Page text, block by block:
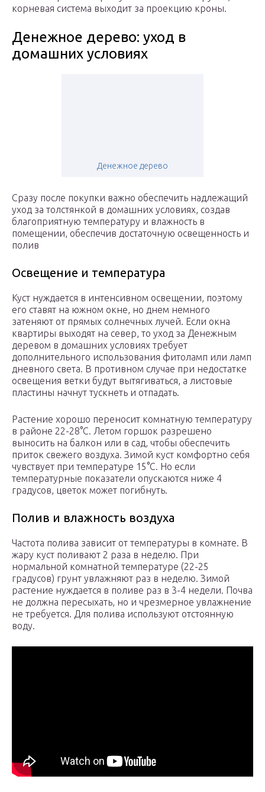
корневая система выходит за проекцию кроны.
Денежное дерево: уход в
домашних условиях
Денежное дерево
Сразу после покупки важно обеспечить надлежащий
уход за толстянкой в домашних условиях, создав
благоприятную температуру и влажность в
помещении, обеспечив достаточную освещенность и
полив
Освещение и температура
Куст нуждается в интенсивном освещении, поэтому
его ставят на южном окне, но днем немного
затеняют от прямых солнечных лучей. Если окна
квартиры выходят на север, то уход за Денежным
деревом в домашних условиях требует
дополнительного использования фитоламп или ламп
дневного света. В противном случае при недостатке
освещения ветки будут вытягиваться, а листовые
пластины начнут тускнеть и отпадать.
Растение хорошо переносит комнатную температуру
в районе 22-28°С. Летом горшок разрешено
выносить на балкон или в сад, чтобы обеспечить
приток свежего воздуха. Зимой куст комфортно себя
чувствует при температуре 15°С. Но если
температурные показатели опускаются ниже 4
градусов, цветок может погибнуть.
Полив и влажность воздуха
Частота полива зависит от температуры в комнате. В
жару куст поливают 2 раза в неделю. При
нормальной комнатной температуре (22-25
градусов) грунт увлажняют раз в неделю. Зимой
растение нуждается в поливе раз в 3-4 недели. Почва
не должна пересыхать, но и чрезмерное увлажнение
не требуется. Для полива используют отстоянную
воду.